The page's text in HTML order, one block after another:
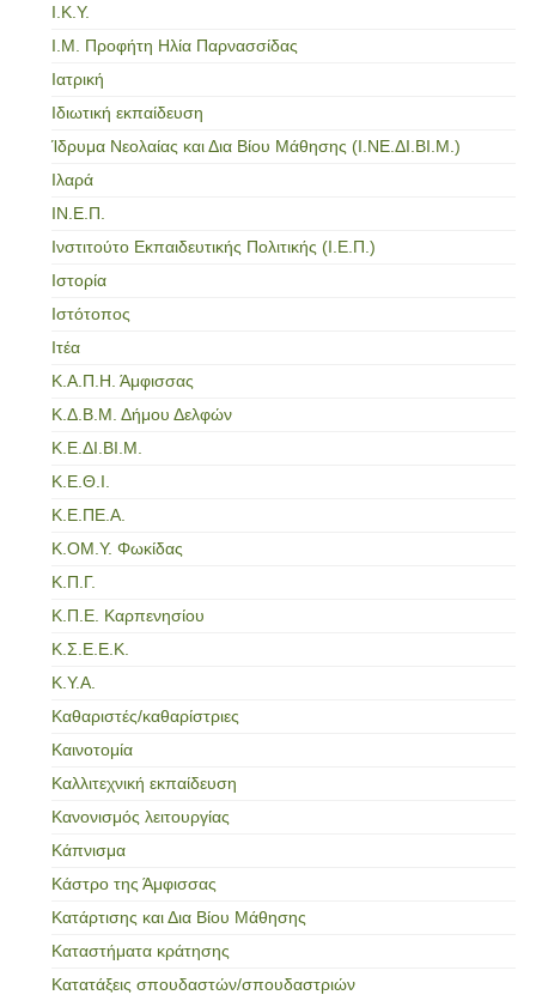
Ι.Κ.Υ.
Ι.Μ. Προφήτη Ηλία Παρνασσίδας
Ιατρική
Ιδιωτική εκπαίδευση
Ίδρυμα Νεολαίας και Δια Βίου Μάθησης (Ι.ΝΕ.ΔΙ.ΒΙ.Μ.)
Ιλαρά
ΙΝ.Ε.Π.
Ινστιτούτο Εκπαιδευτικής Πολιτικής (Ι.Ε.Π.)
Ιστορία
Ιστότοπος
Ιτέα
Κ.Α.Π.Η. Άμφισσας
Κ.Δ.Β.Μ. Δήμου Δελφών
Κ.Ε.ΔΙ.ΒΙ.Μ.
Κ.Ε.Θ.Ι.
Κ.Ε.ΠΕ.Α.
Κ.ΟΜ.Υ. Φωκίδας
Κ.Π.Γ.
Κ.Π.Ε. Καρπενησίου
Κ.Σ.Ε.Ε.Κ.
Κ.Υ.Α.
Καθαριστές/καθαρίστριες
Καινοτομία
Καλλιτεχνική εκπαίδευση
Κανονισμός λειτουργίας
Κάπνισμα
Κάστρο της Άμφισσας
Κατάρτισης και Δια Βίου Μάθησης
Καταστήματα κράτησης
Κατατάξεις σπουδαστών/σπουδαστριών